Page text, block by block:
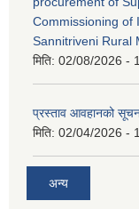
Commissioning of
Sannitriveni Rural
मिति: 02/08/2026 -
प्रस्ताव आवहानको
मिति: 02/04/2026 -
अन्य